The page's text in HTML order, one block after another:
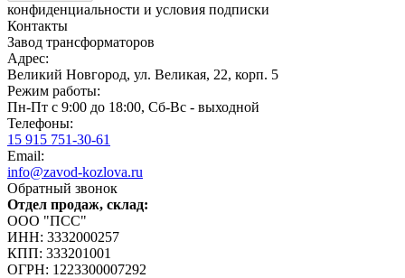
конфиденциальности и условия подписки
Контакты
Завод трансформаторов
Адрес:
Великий Новгород, ул. Великая, 22, корп. 5
Режим работы:
Пн-Пт с 9:00 до 18:00, Сб-Вс - выходной
Телефоны:
15 915 751-30-61
Email:
info@zavod-kozlova.ru
Обратный звонок
Отдел продаж, склад:
ООО "ПСС"
ИНН: 3332000257
КПП: 333201001
ОГРН: 1223300007292